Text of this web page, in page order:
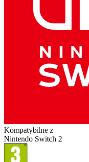
Kompatybilne z
Nintendo Switch 2